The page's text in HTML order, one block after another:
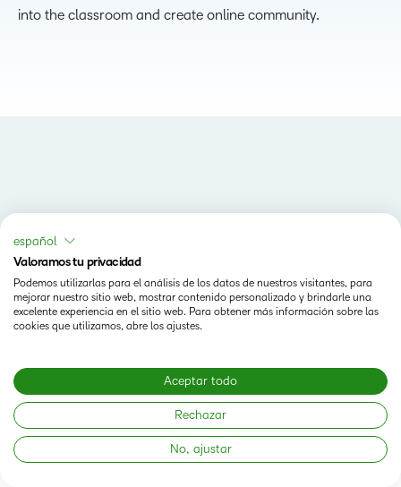
into the classroom and create online community.
Status
Modern Slavery Statement
español
Valoramos tu privacidad
Podemos utilizarlas para el análisis de los datos de nuestros visitantes, para
mejorar nuestro sitio web, mostrar contenido personalizado y brindarle una
excelente experiencia en el sitio web. Para obtener más información sobre las
cookies que utilizamos, abre los ajustes.
Aceptar todo
Rechazar
No, ajustar